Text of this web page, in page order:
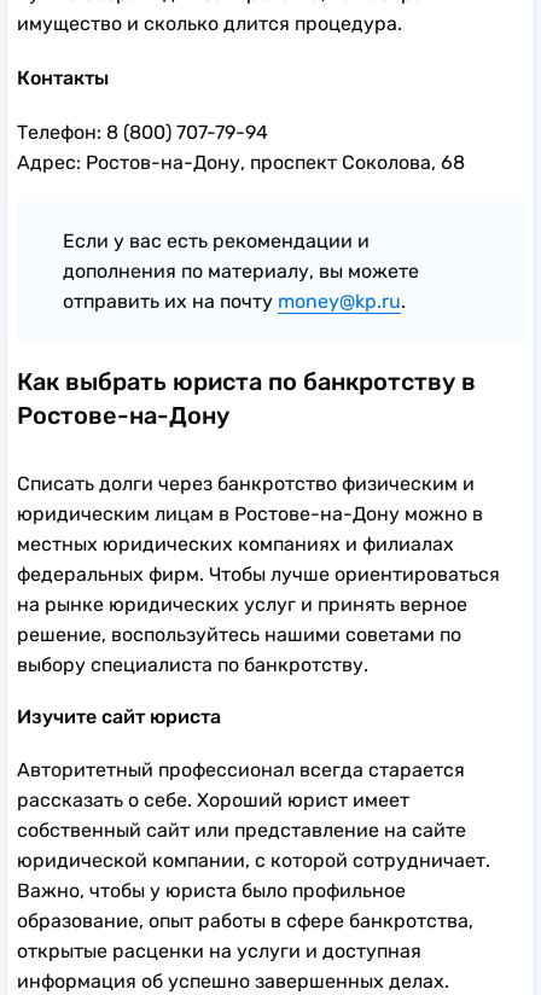
имущество и сколько длится процедура.
Контакты
Телефон: 8 (800) 707-79-94
Адрес: Ростов-на-Дону, проспект Соколова, 68
Если у вас есть рекомендации и
дополнения по материалу, вы можете
отправить их на почту money@kp.ru.
Как выбрать юриста по банкротству в
Ростове-на-Дону
Списать долги через банкротство физическим и
юридическим лицам в Ростове-на-Дону можно в
местных юридических компаниях и филиалах
федеральных фирм. Чтобы лучше ориентироваться
на рынке юридических услуг и принять верное
решение, воспользуйтесь нашими советами по
выбору специалиста по банкротству.
Изучите сайт юриста
Авторитетный профессионал всегда старается
рассказать о себе. Хороший юрист имеет
собственный сайт или представление на сайте
юридической компании, с которой сотрудничает.
Важно, чтобы у юриста было профильное
образование, опыт работы в сфере банкротства,
открытые расценки на услуги и доступная
информация об успешно завершенных делах.